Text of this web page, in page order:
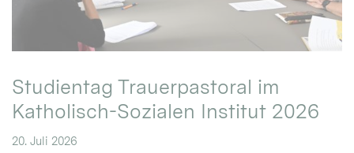
Studientag Trauerpastoral im
Katholisch-Sozialen Institut 2026
20. Juli 2026